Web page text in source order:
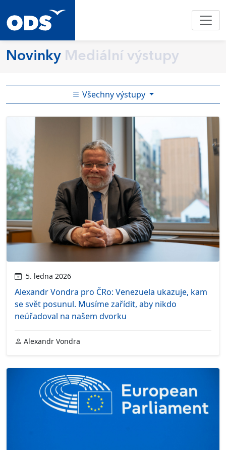
Novinky Mediální výstupy
Všechny výstupy
5. ledna 2026
Alexandr Vondra pro ČRo: Venezuela ukazuje, kam
se svět posunul. Musíme zařídit, aby nikdo
neúřadoval na našem dvorku
Alexandr Vondra